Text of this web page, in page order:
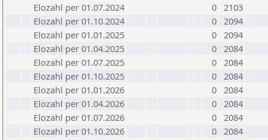
Elozahl per 01.07.2024
0 2103
Elozahl per 01.10.2024
0 2094
Elozahl per 01.01.2025
0 2094
Elozahl per 01.04.2025
0 2084
Elozahl per 01.07.2025
0 2084
Elozahl per 01.10.2025
0 2084
Elozahl per 01.01.2026
0 2084
Elozahl per 01.04.2026
0 2084
Elozahl per 01.07.2026
0 2084
Elozahl per 01.10.2026
0 2084